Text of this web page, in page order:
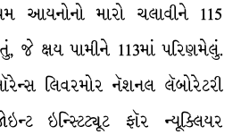
આયનોનો મારો ચલાવીને 115
જે ક્ષય પામીને 113માં પરિણમેલું.
લિવરમોર નૅશનલ લૅબોરેટરી
ઇન્સ્ટિટ્યૂટ ફૉર ન્યૂક્લિયર